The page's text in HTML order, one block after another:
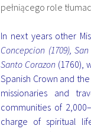
pełniącego role
In next years other
Concepcion (1709),
Santo Corazon (1760),
Spanish Crown and
missionaries and
communities of
charge of spiritual